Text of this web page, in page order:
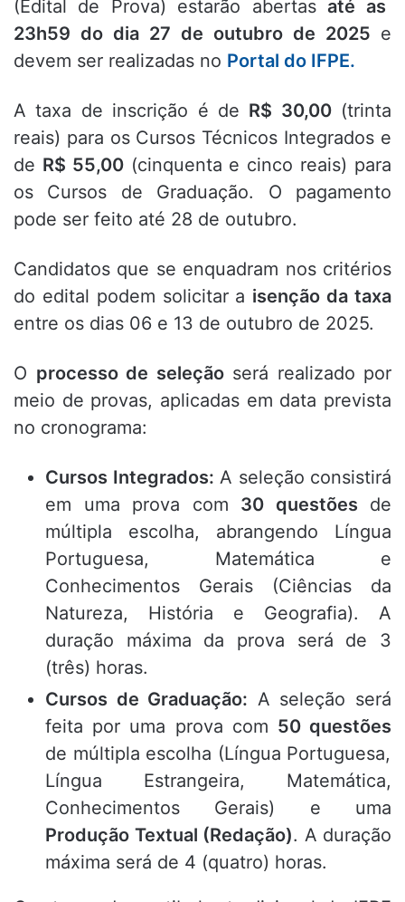
(Edital de Prova) estarão abertas até as
23h59 do dia 27 de outubro de 2025 e
devem ser realizadas no Portal do IFPE.
A taxa de inscrição é de R$ 30,00(trinta
reais) para os Cursos Técnicos Integrados e
de R$ 55,00(cinquenta e cinco reais) para
os Cursos de Graduação. O pagamento
pode ser feito até 28 de outubro.
Candidatos que se enquadram nos critérios
do edital podem solicitar a isenção da taxa
entre os dias 06 e 13 de outubro de 2025.
O processo de seleçãoserá realizado por
meio de provas, aplicadas em data prevista
no cronograma:
Cursos Integrados: A seleção consistirá
em uma prova com 30 questões de
múltipla escolha, abrangendo Língua
Portuguesa, Matemática e
Conhecimentos Gerais (Ciências da
Natureza, História e Geografia). A
duração máxima da prova será de 3
(três) horas.
Cursos de Graduação: A seleção será
feita por uma prova com 50 questões
de múltipla escolha (Língua Portuguesa,
Língua Estrangeira, Matemática,
Conhecimentos Gerais) e uma
Produção Textual (Redação). A duração
máxima será de 4 (quatro) horas.